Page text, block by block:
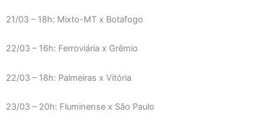
21/03 – 18h: Mixto-MT x Botafogo
22/03 – 16h: Ferroviária x Grêmio
22/03 – 18h: Palmeiras x Vitória
23/03 – 20h: Fluminense x São Paulo